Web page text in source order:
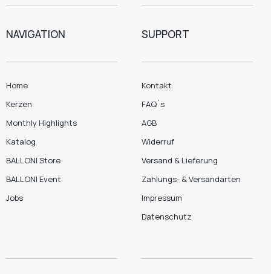
NAVIGATION
Home
Kerzen
Monthly Highlights
Katalog
BALLONI Store
BALLONI Event
Jobs
SUPPORT
Kontakt
FAQ´s
AGB
Widerruf
Versand & Lieferung
Zahlungs- & Versandarten
Impressum
Datenschutz